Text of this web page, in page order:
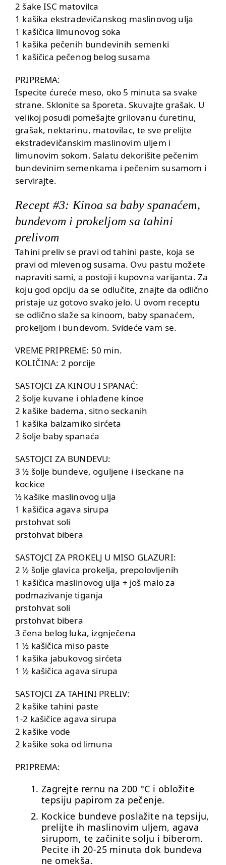
2 šake ISC matovilca
1 kašika ekstradevičanskog maslinovog ulja
1 kašičica limunovog soka
1 kašika pečenih bundevinih semenki
1 kašičica pečenog belog susama
PRIPREMA:
Ispecite ćureće meso, oko 5 minuta sa svake
strane. Sklonite sa šporeta. Skuvajte grašak. U
velikoj posudi pomešajte grilovanu ćuretinu,
grašak, nektarinu, matovilac, te sve prelijte
ekstradevičanskim maslinovim uljem i
limunovim sokom. Salatu dekorišite pečenim
bundevinim semenkama i pečenim susamom i
servirajte.
Recept #3: Kinoa sa baby spanaćem,
bundevom i prokeljom sa tahini
prelivom
Tahini preliv se pravi od tahini paste, koja se
pravi od mlevenog susama. Ovu pastu možete
napraviti sami, a postoji i kupovna varijanta. Za
koju god opciju da se odlučite, znajte da odlično
pristaje uz gotovo svako jelo. U ovom receptu
se odlično slaže sa kinoom, baby spanaćem,
prokeljom i bundevom. Svideće vam se.
VREME PRIPREME: 50 min.
KOLIČINA: 2 porcije
SASTOJCI ZA KINOU I SPANAĆ:
2 šolje kuvane i ohlađene kinoe
2 kašike badema, sitno seckanih
1 kašika balzamiko sirćeta
2 šolje baby spanaća
SASTOJCI ZA BUNDEVU:
3 ½ šolje bundeve, oguljene i iseckane na
kockice
½ kašike maslinovog ulja
1 kašičica agava sirupa
prstohvat soli
prstohvat bibera
SASTOJCI ZA PROKELJ U MISO GLAZURI:
2 ½ šolje glavica prokelja, prepolovljenih
1 kašičica maslinovog ulja + još malo za
podmazivanje tiganja
prstohvat soli
prstohvat bibera
3 čena belog luka, izgnječena
1 ½ kašičica miso paste
1 kašika jabukovog sirćeta
1 ½ kašičica agava sirupa
SASTOJCI ZA TAHINI PRELIV:
2 kašike tahini paste
1-2 kašičice agava sirupa
2 kašike vode
2 kašike soka od limuna
PRIPREMA:
Zagrejte rernu na 200 °C i obložite
tepsiju papirom za pečenje.
Kockice bundeve poslažite na tepsiju,
prelijte ih maslinovim uljem, agava
sirupom, te začinite solju i biberom.
Pecite ih 20-25 minuta dok bundeva
ne omekša.